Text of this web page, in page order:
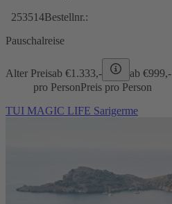
253514Bestellnr.:
Pauschalreise
Alter Preisab €1.333,- ab €999,-
pro PersonPreis pro Person
TUI MAGIC LIFE Sarigerme